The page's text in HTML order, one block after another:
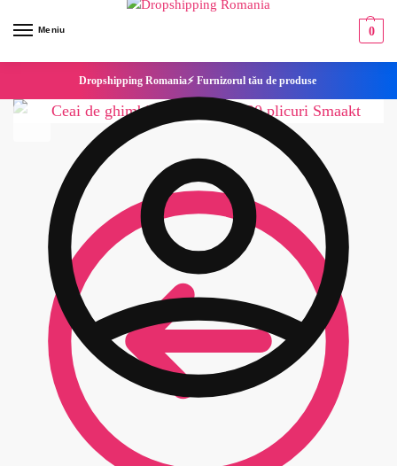
Meniu 0
Dropshipping Romania⚡ Furnizorul tău de produse